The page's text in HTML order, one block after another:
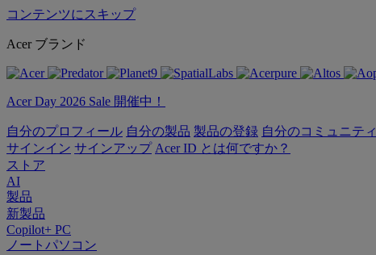
コンテンツにスキップ
Acer ブランド
Acer Day 2026 Sale 開催中！
自分のプロフィール 自分の製品 製品の登録 自分のコミュニティ
サインイン サインアップ Acer ID とは何ですか？
ストア
AI
製品
新製品
Copilot+ PC
ノートパソコン